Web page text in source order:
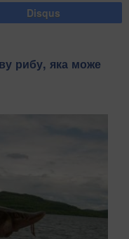
Disqus
рибу, яка може